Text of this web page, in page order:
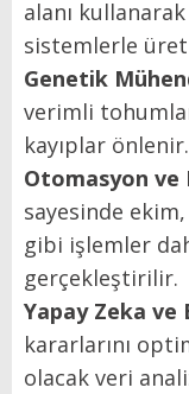
alanı
sistemlerle
Genetik
verimli
kayıplar önlenir.
Otomasyon ve
sayesinde
gibi işlemler
gerçekleştirilir.
Yapay Zeka ve
kararlarını
olacak veri